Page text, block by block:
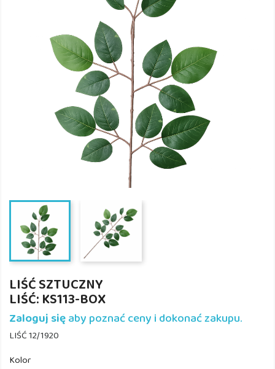
LIŚĆ SZTUCZNY
LIŚĆ: KS113-BOX
Zaloguj sięaby poznać ceny i dokonać zakupu.
LIŚĆ 12/1920
Kolor